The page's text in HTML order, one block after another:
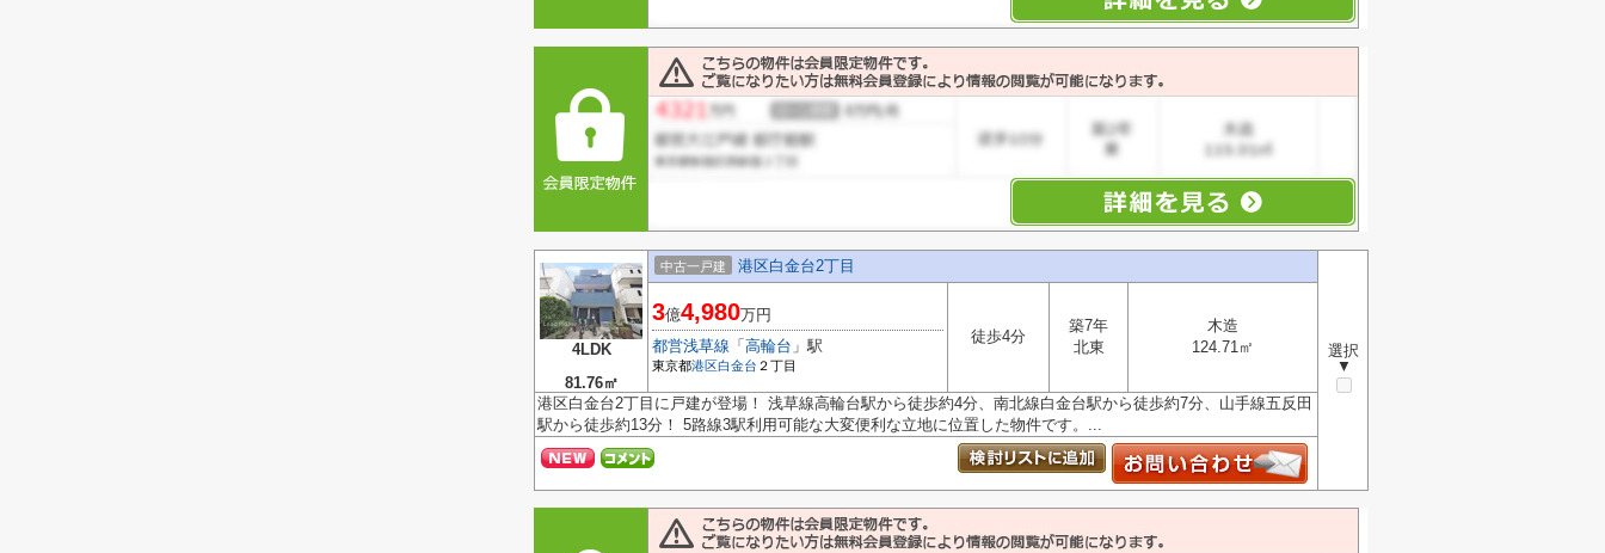
4LDK
81.76㎡
中古一戸建 港区白金台2丁目
選択
▼
3億4,980万円
都営浅草線 「 高輪台 」駅
東京都港区白金台 ２丁目
徒歩4分
築7年
北東
木造
124.71㎡
港区白金台2丁目に戸建が登場！ 浅草線高輪台駅から徒歩約4分、南北線白金台駅から徒歩約7分、山手線五反田
駅から徒歩約13分！ 5路線3駅利用可能な大変便利な立地に位置した物件です。...